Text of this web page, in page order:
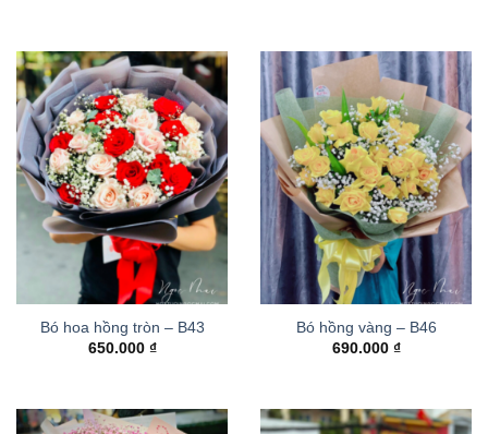
Bó hoa hồng tròn – B43
650.000 ₫
Bó hồng vàng – B46
690.000 ₫